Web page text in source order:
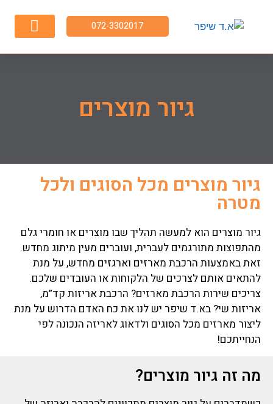
072-3302017
גיור מוצרים
גיור מוצרים מכל הסוגים ולכל
מטרה
גיור מוצרים הוא למעשה תהליך שבו מוצרים או חומרי גלם
מהתפוצות מתורגמים לעברית, ועוברים מעין מיתוג מחדש.
זאת באמצעות הרכבת מארזים וארגזים מחדש, על מנת
להתאים אותם לצרכים של הלקוחות או העובדים שלכם.
צריכים שירות הרכבת מארזים? הרכבת אריזות קד”מ,
אריזות שי? בא.ד שיפר יש לנו את כח האדם הדרוש על מנת
ליצור מארזים מכל הסוגים ולדאוג לאריזה הנכונה לפי
הנחייתכם!
מה זה גיור מוצרים?